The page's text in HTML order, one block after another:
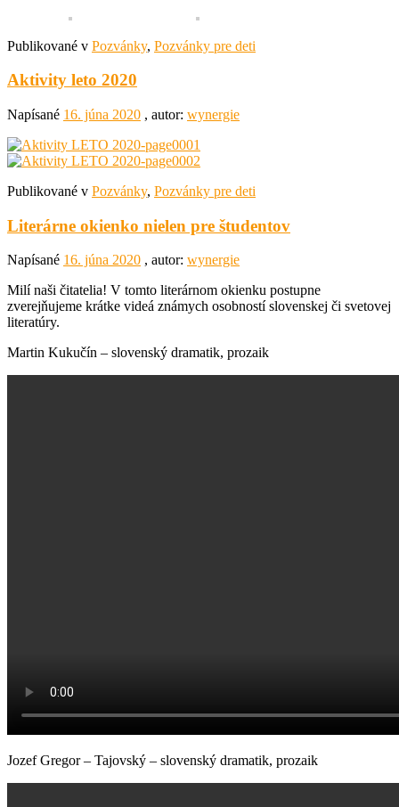
Publikované v Pozvánky, Pozvánky pre deti
Aktivity leto 2020
Napísané 16. júna 2020 , autor: wynergie
Publikované v Pozvánky, Pozvánky pre deti
Literárne okienko nielen pre študentov
Napísané 16. júna 2020 , autor: wynergie
Milí naši čitatelia! V tomto literárnom okienku postupne
zverejňujeme krátke videá známych osobností slovenskej či svetovej
literatúry.
Martin Kukučín – slovenský dramatik, prozaik
Jozef Gregor – Tajovský – slovenský dramatik, prozaik